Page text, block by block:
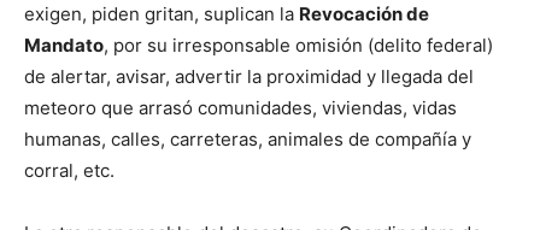
exigen, piden gritan, suplican la Revocación de
Mandato, por su irresponsable omisión (delito federal)
de alertar, avisar, advertir la proximidad y llegada del
meteoro que arrasó comunidades, viviendas, vidas
humanas, calles, carreteras, animales de compañía y
corral, etc.